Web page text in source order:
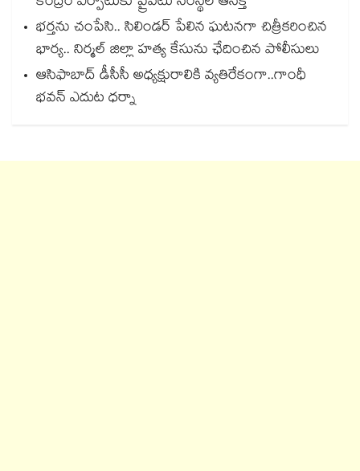
భర్తను చంపేసి.. సిలిండర్ పేలిన ఘటనగా చిత్రీకరించిన
భార్య.. నిర్మల్ జిల్లా హత్య కేసును ఛేదించిన పోలీసులు
ఆసిఫాబాద్ డీసీసీ అధ్యక్షురాలికి వ్యతిరేకంగా..గాంధీ
భవన్ ఎదుట ధర్నా